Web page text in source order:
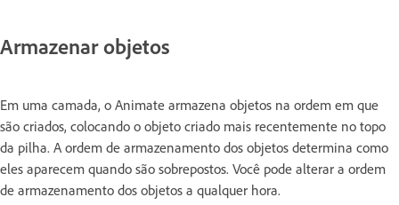
Armazenar objetos
Em uma camada, o Animate armazena objetos na ordem em que
são criados, colocando o objeto criado mais recentemente no topo
da pilha. A ordem de armazenamento dos objetos determina como
eles aparecem quando são sobrepostos. Você pode alterar a ordem
de armazenamento dos objetos a qualquer hora.